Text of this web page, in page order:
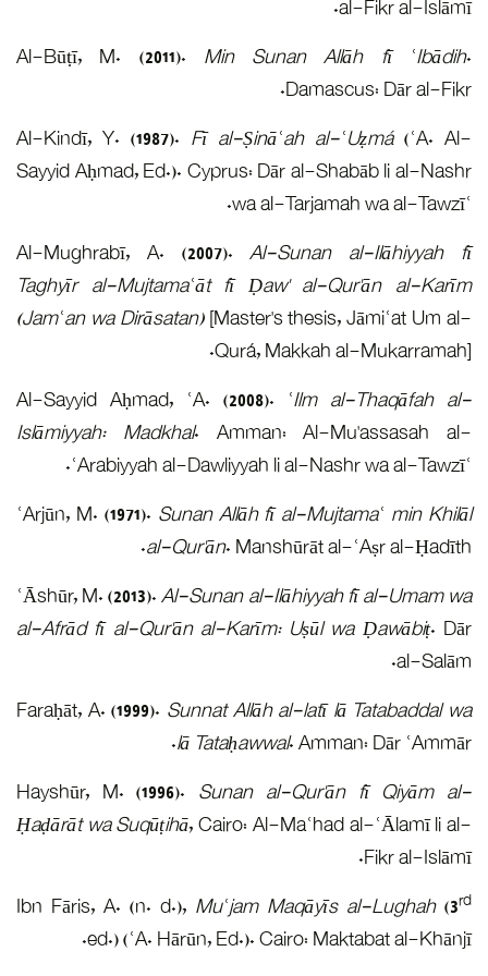
Al-
Al-Kindī,
Sayyid
Al-
Taghyīr
(Jamʿan
Al-
ʿArjūn, M.
ʿᾹshūr,
al-Afrād
Faraḥāt,
Hayshūr,
Ḥaḍārāt
Ibn